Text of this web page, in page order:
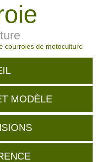
courroies de motoculture
MODÈLE